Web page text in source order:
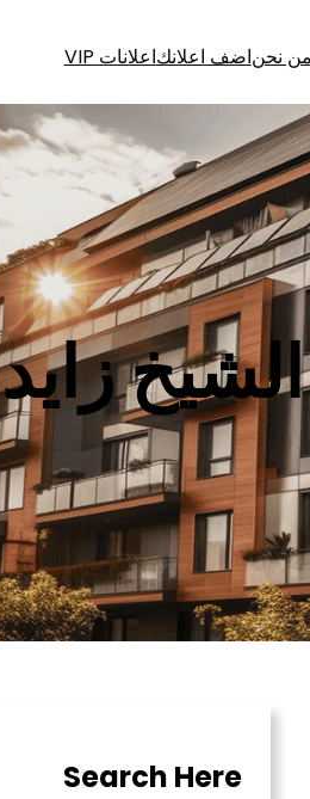
من نحناضف اعلانكاعلانات VIP
زايد
Search Here